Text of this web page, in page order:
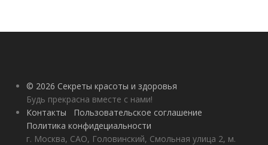
© 2026 Секреты красоты и здоровья
Будь прекрасна вместе с нами!
Контакты
Пользовательское соглашение
Политика конфидециальности
г. Москва, САО, Головинский, Смольная улица 2, м.